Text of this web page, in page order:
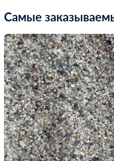
Самые